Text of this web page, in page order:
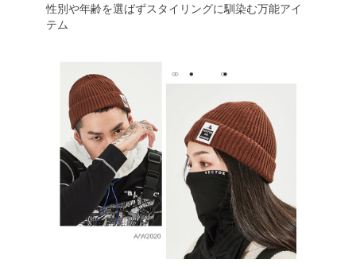
性別や年齢を選ばずスタイリングに馴染む万能アイ
テム